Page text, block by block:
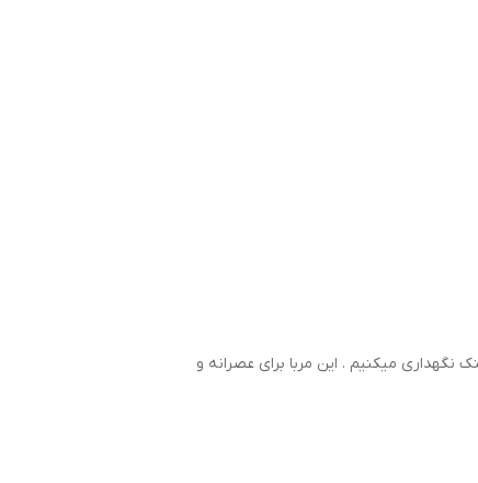
نگهداری میکنیم . این مربا برای عصرانه و